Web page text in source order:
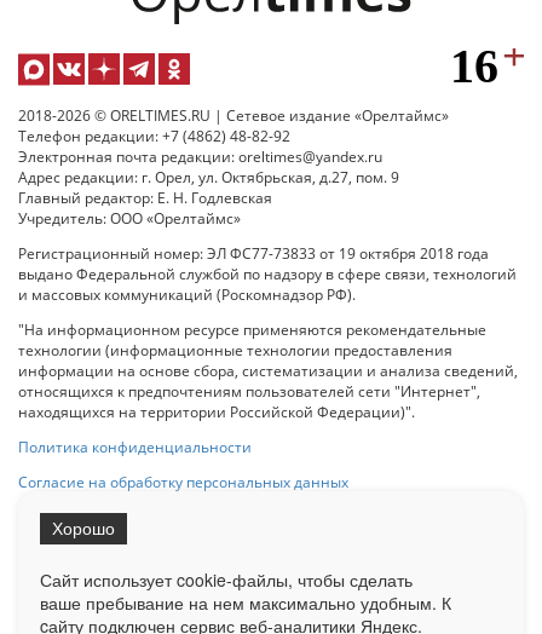
2018-2026 © ORELTIMES.RU | Сетевое издание «Орелтаймс»
Телефон редакции: +7 (4862) 48-82-92
Электронная почта редакции: oreltimes@yandex.ru
Адрес редакции: г. Орел, ул. Октябрьская, д.27, пом. 9
Главный редактор: Е. Н. Годлевская
Учредитель: ООО «Орелтаймс»
Регистрационный номер: ЭЛ ФС77-73833 от 19 октября 2018 года
выдано Федеральной службой по надзору в сфере связи, технологий
и массовых коммуникаций (Роскомнадзор РФ).
"На информационном ресурсе применяются рекомендательные
технологии (информационные технологии предоставления
информации на основе сбора, систематизации и анализа сведений,
относящихся к предпочтениям пользователей сети "Интернет",
находящихся на территории Российской Федерации)".
Политика конфиденциальности
Согласие на обработку персональных данных
на Сетевое издание «ОрелТаймс» обязательна.
Ограниченная статистика посещаемости доступна на сайте
Сайт использует cookie-файлы, чтобы сделать
ваше пребывание на нем максимально удобным. К
cайту подключен сервис веб-аналитики Яндекс.
Хорошо